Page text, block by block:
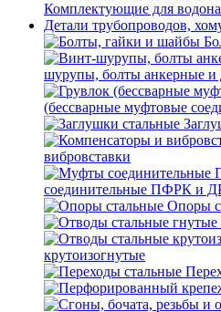
Комплектующие для
Детали трубопроводов,
шурупы, болты анкерные и
(бессварные муфтовые
вибровставки
соединительные ПФРК и
Опоры
крутоизогнутые